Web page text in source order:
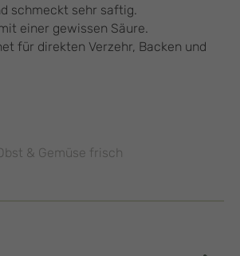
schmeckt sehr saftig.
einer gewissen Säure.
für direkten Verzehr, Backen und
& Gemüse frisch